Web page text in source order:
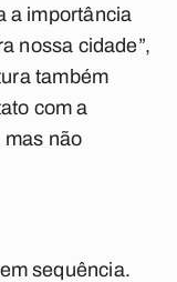
a importância
nossa cidade”,
também
com a
mas não
sequência.